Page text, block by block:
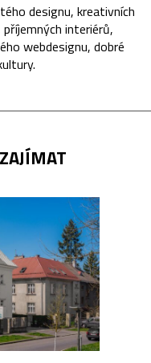
designu, kreativních
interiérů,
webdesignu, dobré